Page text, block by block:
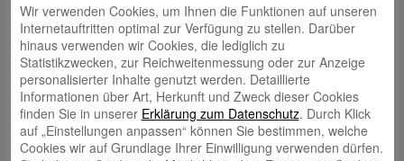
Wir verwenden Cookies, um Ihnen die Funktionen auf unseren
Internetauftritten optimal zur Verfügung zu stellen. Darüber
hinaus verwenden wir Cookies, die lediglich zu
Statistikzwecken, zur Reichweitenmessung oder zur Anzeige
personalisierter Inhalte genutzt werden. Detaillierte
Informationen über Art, Herkunft und Zweck dieser Cookies
finden Sie in unserer Erklärung zum Datenschutz. Durch Klick
auf „Einstellungen anpassen“ können Sie bestimmen, welche
Cookies wir auf Grundlage Ihrer Einwilligung verwenden dürfen.